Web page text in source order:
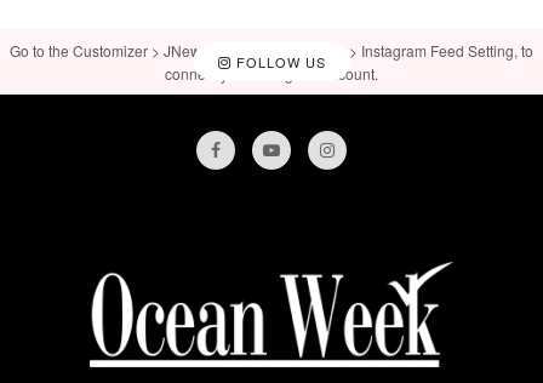
FOLLOW US
Go to the Customizer > JNews : Social, Like & View > Instagram Feed Setting, to
connect your Instagram account.